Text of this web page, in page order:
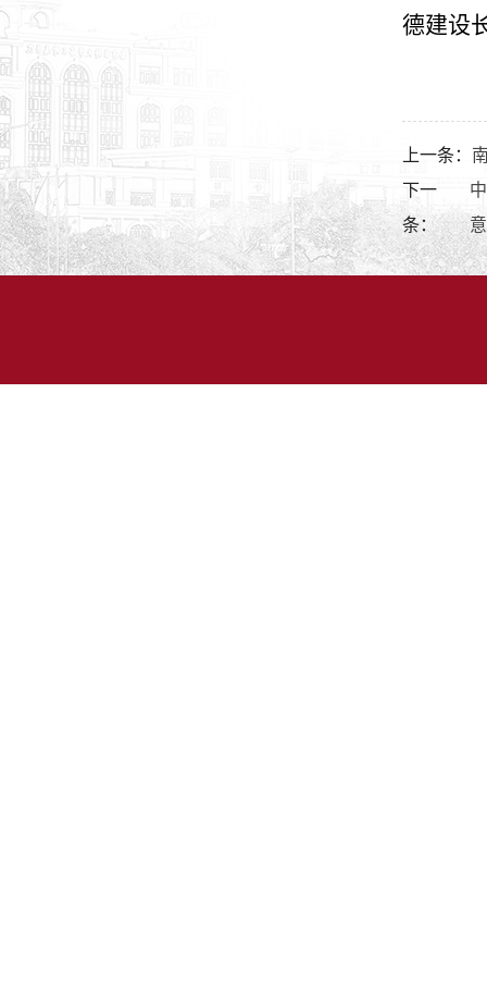
德建设
上一条：
下一
条：